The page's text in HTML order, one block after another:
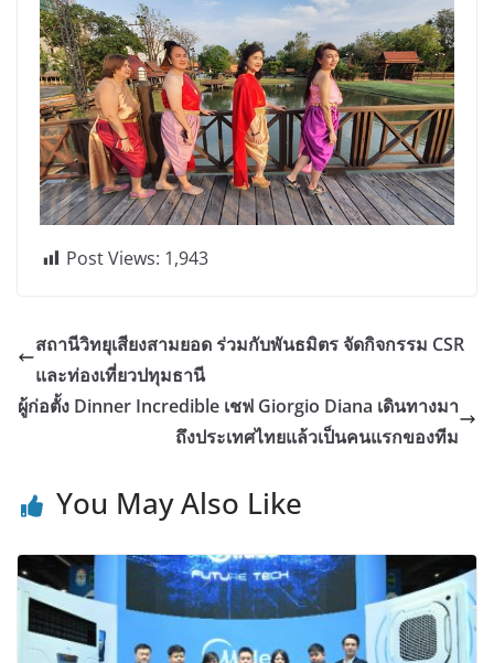
Post Views: 1,943
สถานีวิทยุเสียงสามยอด ร่วมกับพันธมิตร จัดกิจกรรม CSR
และท่องเที่ยวปทุมธานี
ผู้ก่อตั้ง Dinner Incredible เชฟ Giorgio Diana เดินทางมา
ถึงประเทศไทยแล้วเป็นคนแรกของทีม
You May Also Like